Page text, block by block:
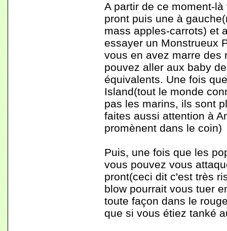
A partir de ce moment-
pront puis une à
mass apples-carrots) et
essayer un Monstrueux
vous en avez marre des
pouvez aller aux baby
équivalents. Une fois
Island(tout le monde
pas les marins, ils sont
faites aussi attention à
promènent dans le coin)
Puis, une fois que les
vous pouvez vous
pront(ceci dit c'est très
blow pourrait vous tuer
toute façon dans le
que si vous étiez tanké